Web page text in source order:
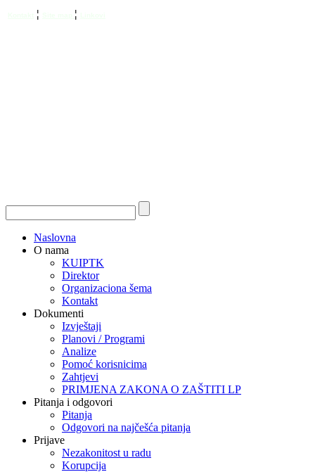
¦ ¦
Naslovna
O nama
KUIPTK
Direktor
Organizaciona šema
Kontakt
Dokumenti
Izvještaji
Planovi / Programi
Analize
Pomoć korisnicima
Zahtjevi
PRIMJENA ZAKONA O ZAŠTITI LP
Pitanja i odgovori
Pitanja
Odgovori na najčešća pitanja
Prijave
Nezakonitost u radu
Korupcija